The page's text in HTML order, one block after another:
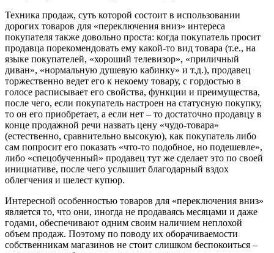
Техника продаж, суть которой состоит в использовании
дорогих товаров для «переключения вниз» интереса
покупателя также довольно проста: когда покупатель просит
продавца порекомендовать ему какой-то вид товара (т.е., на
языке покупателей, «хороший телевизор», «приличный
диван», «нормальную душевую кабинку» и т.д.), продавец
торжественно ведет его к некоему товару, с гордостью в
голосе расписывает его свойства, функции и преимущества,
после чего, если покупатель настроен на статусную покупку,
то он его приобретает, а если нет – то достаточно продавцу в
конце продажной речи назвать цену «чудо-товара»
(естественно, сравнительно высокую), как покупатель либо
сам попросит его показать «что-то подобное, но подешевле»,
либо «спецобученный» продавец тут же сделает это по своей
инициативе, после чего услышит благодарный вздох
облегчения и шелест купюр.
Интересной особенностью товаров для «переключения вниз»
является то, что они, иногда не продаваясь месяцами и даже
годами, обеспечивают одним своим наличием неплохой
объем продаж. Поэтому по поводу их оборачиваемости
собственникам магазинов не стоит слишком беспокоиться –